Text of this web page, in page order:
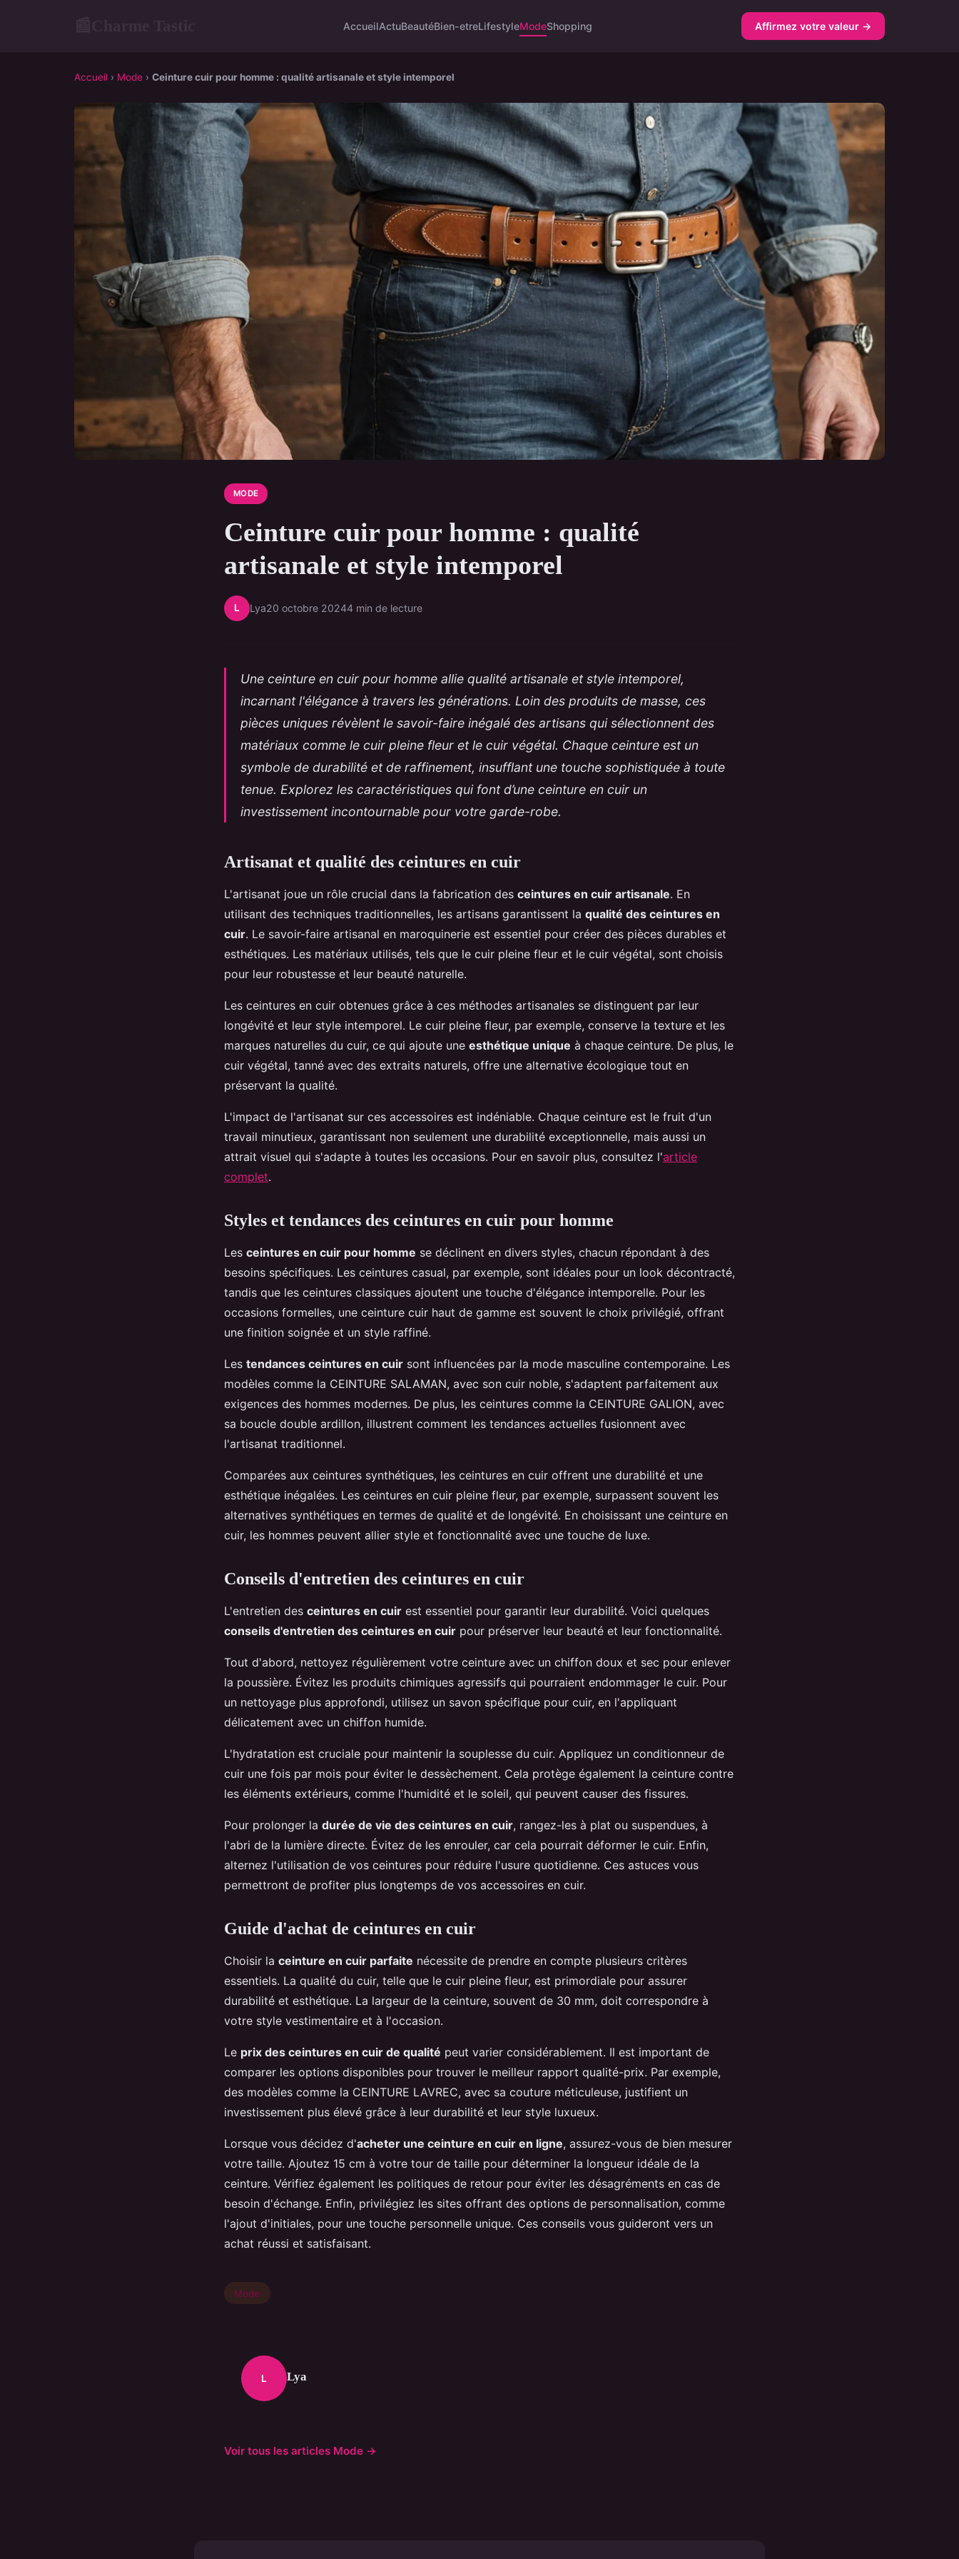
AccueilActuBeautéBien-etreLifestyleModeShopping Affirmez votre valeur →
Accueil › Mode › Ceinture cuir pour homme : qualité artisanale et style intemporel
MODE
Ceinture cuir pour homme : qualité
artisanale et style intemporel
L Lya20 octobre 20244 min de lecture
Une ceinture en cuir pour homme allie qualité artisanale et style intemporel,
incarnant l'élégance à travers les générations. Loin des produits de masse, ces
pièces uniques révèlent le savoir-faire inégalé des artisans qui sélectionnent des
matériaux comme le cuir pleine fleur et le cuir végétal. Chaque ceinture est un
symbole de durabilité et de raffinement, insufflant une touche sophistiquée à toute
tenue. Explorez les caractéristiques qui font d’une ceinture en cuir un
investissement incontournable pour votre garde-robe.
Artisanat et qualité des ceintures en cuir
L'artisanat joue un rôle crucial dans la fabrication des ceintures en cuir artisanale. En
utilisant des techniques traditionnelles, les artisans garantissent la qualité des ceintures en
cuir. Le savoir-faire artisanal en maroquinerie est essentiel pour créer des pièces durables et
esthétiques. Les matériaux utilisés, tels que le cuir pleine fleur et le cuir végétal, sont choisis
pour leur robustesse et leur beauté naturelle.
Les ceintures en cuir obtenues grâce à ces méthodes artisanales se distinguent par leur
longévité et leur style intemporel. Le cuir pleine fleur, par exemple, conserve la texture et les
marques naturelles du cuir, ce qui ajoute une esthétique unique à chaque ceinture. De plus, le
cuir végétal, tanné avec des extraits naturels, offre une alternative écologique tout en
préservant la qualité.
L'impact de l'artisanat sur ces accessoires est indéniable. Chaque ceinture est le fruit d'un
travail minutieux, garantissant non seulement une durabilité exceptionnelle, mais aussi un
attrait visuel qui s'adapte à toutes les occasions. Pour en savoir plus, consultez l'article
complet.
Styles et tendances des ceintures en cuir pour homme
Les ceintures en cuir pour homme se déclinent en divers styles, chacun répondant à des
besoins spécifiques. Les ceintures casual, par exemple, sont idéales pour un look décontracté,
tandis que les ceintures classiques ajoutent une touche d'élégance intemporelle. Pour les
occasions formelles, une ceinture cuir haut de gamme est souvent le choix privilégié, offrant
une finition soignée et un style raffiné.
Les tendances ceintures en cuir sont influencées par la mode masculine contemporaine. Les
modèles comme la CEINTURE SALAMAN, avec son cuir noble, s'adaptent parfaitement aux
exigences des hommes modernes. De plus, les ceintures comme la CEINTURE GALION, avec
sa boucle double ardillon, illustrent comment les tendances actuelles fusionnent avec
l'artisanat traditionnel.
Comparées aux ceintures synthétiques, les ceintures en cuir offrent une durabilité et une
esthétique inégalées. Les ceintures en cuir pleine fleur, par exemple, surpassent souvent les
alternatives synthétiques en termes de qualité et de longévité. En choisissant une ceinture en
cuir, les hommes peuvent allier style et fonctionnalité avec une touche de luxe.
Conseils d'entretien des ceintures en cuir
L'entretien des ceintures en cuir est essentiel pour garantir leur durabilité. Voici quelques
conseils d'entretien des ceintures en cuir pour préserver leur beauté et leur fonctionnalité.
Tout d'abord, nettoyez régulièrement votre ceinture avec un chiffon doux et sec pour enlever
la poussière. Évitez les produits chimiques agressifs qui pourraient endommager le cuir. Pour
un nettoyage plus approfondi, utilisez un savon spécifique pour cuir, en l'appliquant
délicatement avec un chiffon humide.
L'hydratation est cruciale pour maintenir la souplesse du cuir. Appliquez un conditionneur de
cuir une fois par mois pour éviter le dessèchement. Cela protège également la ceinture contre
les éléments extérieurs, comme l'humidité et le soleil, qui peuvent causer des fissures.
Pour prolonger la durée de vie des ceintures en cuir, rangez-les à plat ou suspendues, à
l'abri de la lumière directe. Évitez de les enrouler, car cela pourrait déformer le cuir. Enfin,
alternez l'utilisation de vos ceintures pour réduire l'usure quotidienne. Ces astuces vous
permettront de profiter plus longtemps de vos accessoires en cuir.
Guide d'achat de ceintures en cuir
Choisir la ceinture en cuir parfaite nécessite de prendre en compte plusieurs critères
essentiels. La qualité du cuir, telle que le cuir pleine fleur, est primordiale pour assurer
durabilité et esthétique. La largeur de la ceinture, souvent de 30 mm, doit correspondre à
votre style vestimentaire et à l'occasion.
Le prix des ceintures en cuir de qualité peut varier considérablement. Il est important de
comparer les options disponibles pour trouver le meilleur rapport qualité-prix. Par exemple,
des modèles comme la CEINTURE LAVREC, avec sa couture méticuleuse, justifient un
investissement plus élevé grâce à leur durabilité et leur style luxueux.
Lorsque vous décidez d'acheter une ceinture en cuir en ligne, assurez-vous de bien mesurer
votre taille. Ajoutez 15 cm à votre tour de taille pour déterminer la longueur idéale de la
ceinture. Vérifiez également les politiques de retour pour éviter les désagréments en cas de
besoin d'échange. Enfin, privilégiez les sites offrant des options de personnalisation, comme
l'ajout d'initiales, pour une touche personnelle unique. Ces conseils vous guideront vers un
achat réussi et satisfaisant.
Mode
L Lya
Voir tous les articles Mode →